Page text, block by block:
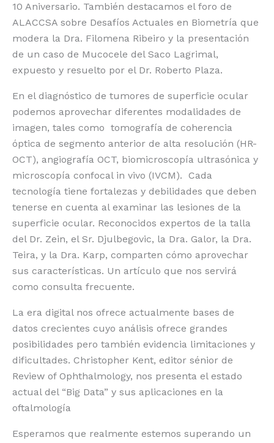
10 Aniversario. También destacamos el foro de
ALACCSA sobre Desafíos Actuales en Biometría que
modera la Dra. Filomena Ribeiro y la presentación
de un caso de Mucocele del Saco Lagrimal,
expuesto y resuelto por el Dr. Roberto Plaza.
En el diagnóstico de tumores de superficie ocular
podemos aprovechar diferentes modalidades de
imagen, tales como tomografía de coherencia
óptica de segmento anterior de alta resolución (HR-
OCT), angiografía OCT, biomicroscopía ultrasónica y
microscopía confocal in vivo (IVCM). Cada
tecnología tiene fortalezas y debilidades que deben
tenerse en cuenta al examinar las lesiones de la
superficie ocular. Reconocidos expertos de la talla
del Dr. Zein, el Sr. Djulbegovic, la Dra. Galor, la Dra.
Teira, y la Dra. Karp, comparten cómo aprovechar
sus características. Un artículo que nos servirá
como consulta frecuente.
La era digital nos ofrece actualmente bases de
datos crecientes cuyo análisis ofrece grandes
posibilidades pero también evidencia limitaciones y
dificultades. Christopher Kent, editor sénior de
Review of Ophthalmology, nos presenta el estado
actual del “Big Data” y sus aplicaciones en la
oftalmología
Esperamos que realmente estemos superando un